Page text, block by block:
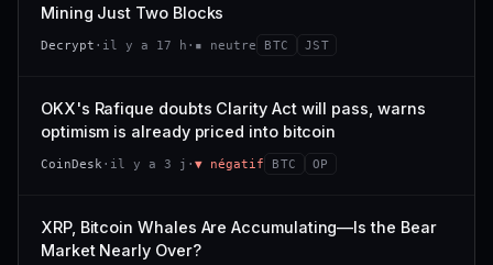
CONFIANCE
VAR. 7 J
−3,0 %
CONFIANCE
; prix collé au bas de son range 7 j (0 % de l'amplitude),
momentum 24 h dégradé (−2,7 %).
21,1 Md$ 3,8 M$
0,0 % −3,2 %
−5,6 % #9
Mining Just Two Blocks
Decrypt · il y a 17 h · ▪ neutre BTC JST
OKX's Rafique doubts Clarity Act will pass, warns
optimism is already priced into bitcoin
CoinDesk · il y a 3 j · ▼ négatif BTC OP
XRP, Bitcoin Whales Are Accumulating—Is the Bear
Market Nearly Over?